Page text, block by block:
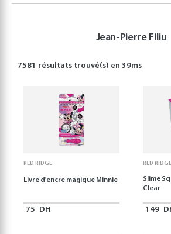
Jean-Pierre Filiu
7581 résultats trouvé(s) en39ms
RED RIDGE
Livre d'encre magique Minnie
75 DH
RED RIDGE
Slime
Clear
149